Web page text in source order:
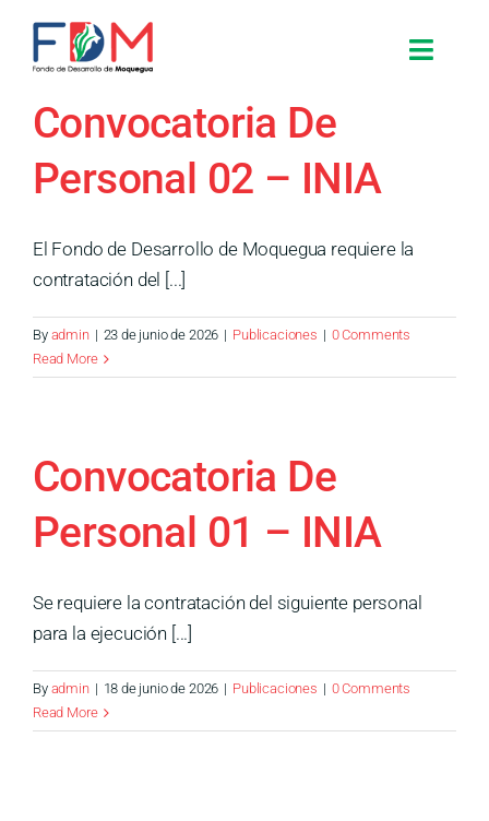
Search for:
Inicio
Nosotros
Proyectos
Medios
Convocatoria De
Personal 02 – INIA
El Fondo de Desarrollo de Moquegua requiere la
contratación del [...]
By admin | 23 de junio de 2026 | Publicaciones | 0 Comments
Read More
Convocatoria De
Personal 01 – INIA
Se requiere la contratación del siguiente personal
para la ejecución [...]
By admin | 18 de junio de 2026 | Publicaciones | 0 Comments
Read More